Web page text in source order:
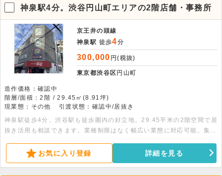
神泉駅4分。渋谷円山町エリアの2階店舗・事務所
京王井の頭線
神泉駅 徒歩4分
300,000 円(税抜)
東京都渋谷区 円山町
造作価格：確認中
階層/面積：2階 / 29.45㎡(8.91坪)
現業態：その他
引渡状態：確認中/居抜き
神泉駅徒歩4分、渋谷駅も徒歩圏内の好立地。29.45平米の2階空間で居
抜き活用も相談できます。業種制限はなく幅広い業態に対応可能。集客
お気に入り登録 詳細を見る